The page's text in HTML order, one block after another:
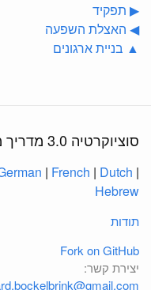
▶ תפקיד
◀ האצלת השפעה
▲ בניית ארגונים
סוציוקרטיה 3.0 מדריך מעשי
| French | Dutch |
Hebrew
תודות
Fork on GitHub
יצירת קשר: